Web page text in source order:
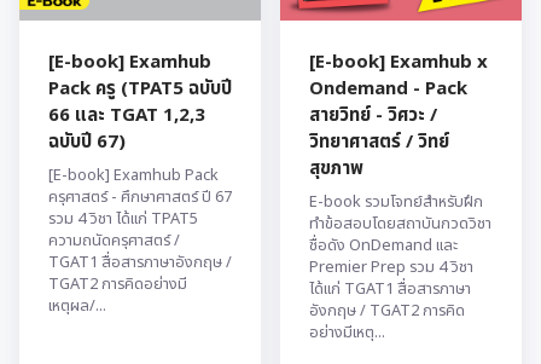
[E-book] Examhub
Pack ครู (TPAT5 ฉบับปี
66 และ TGAT 1,2,3
ฉบับปี 67)
[E-book] Examhub Pack
ครุศาสตร์ - ศึกษาศาสตร์ ปี 67
รวม 4 วิชา ได้แก่ TPAT5
ความถนัดครุศาสตร์ /
TGAT1 สื่อสารภาษาอังกฤษ /
TGAT2 การคิดอย่างมี
เหตุผล/...
[E-book] Examhub x
Ondemand - Pack
สายวิทย์ - วิศวะ /
วิทยาศาสตร์ / วิทย์
สุขภาพ
E-book รวมโจทย์สำหรับฝึก
ทำข้อสอบโดยสถาบันกวดวิชา
ชื่อดัง OnDemand และ
Premier Prep รวม 4 วิชา
ได้แก่ TGAT1 สื่อสารภาษา
อังกฤษ / TGAT2 การคิด
อย่างมีเหตุ...